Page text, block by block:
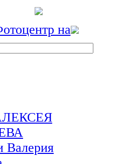
на
Валерия